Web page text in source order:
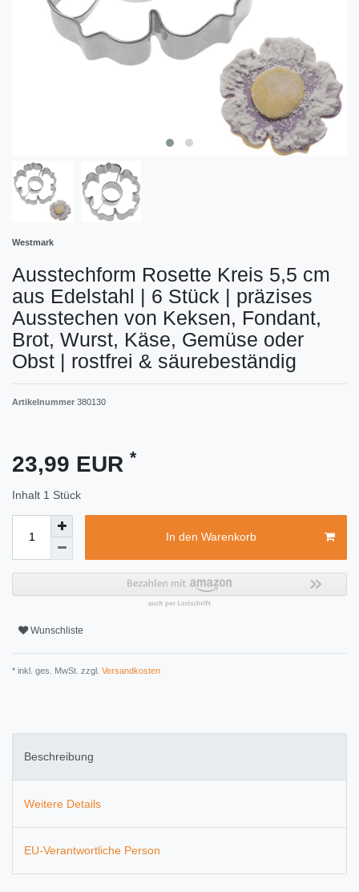
Westmark
Ausstechform Rosette Kreis 5,5 cm
aus Edelstahl | 6 Stück | präzises
Ausstechen von Keksen, Fondant,
Brot, Wurst, Käse, Gemüse oder
Obst | rostfrei & säurebeständig
Artikelnummer 380130
23,99 EUR *
Inhalt 1 Stück
In den Warenkorb
Wunschliste
* inkl. ges. MwSt. zzgl. Versandkosten
Beschreibung
Weitere Details
EU-Verantwortliche Person